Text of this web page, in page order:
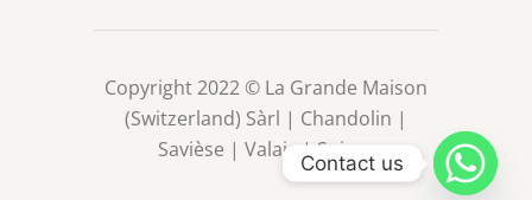
Copyright 2022 © La Grande Maison
(Switzerland) Sàrl | Chandolin |
Savièse | Valais | Suisse
Contact us